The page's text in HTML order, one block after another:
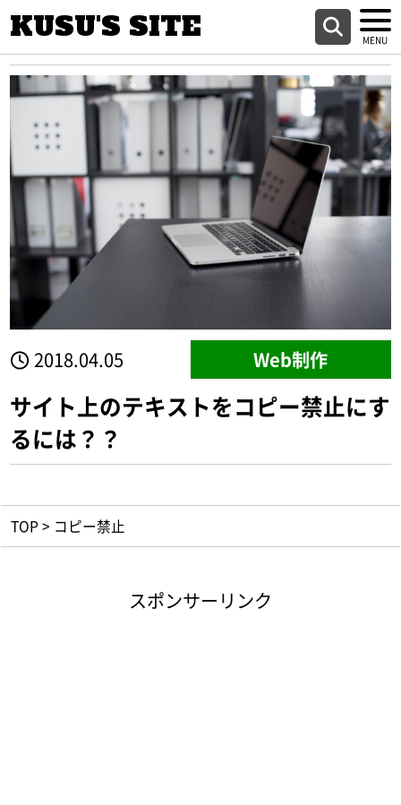
KUSU'S SITE
2018.04.05 Web制作
サイト上のテキストをコピー禁止にす
るには？？
TOP > コピー禁止
スポンサーリンク